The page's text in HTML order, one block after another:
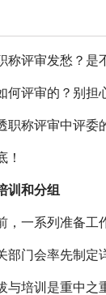
称评审发愁？是
何评审的？别担
职称评审中评委
！
训和分组
，一系列准备工
部门会率先制定
与培训是重中之